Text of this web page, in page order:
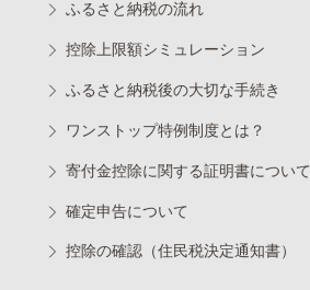
ふるさと納税の流れ
控除上限額シミュレーション
ふるさと納税後の大切な手続き
ワンストップ特例制度とは？
寄付金控除に関する証明書について
確定申告について
控除の確認（住民税決定通知書）